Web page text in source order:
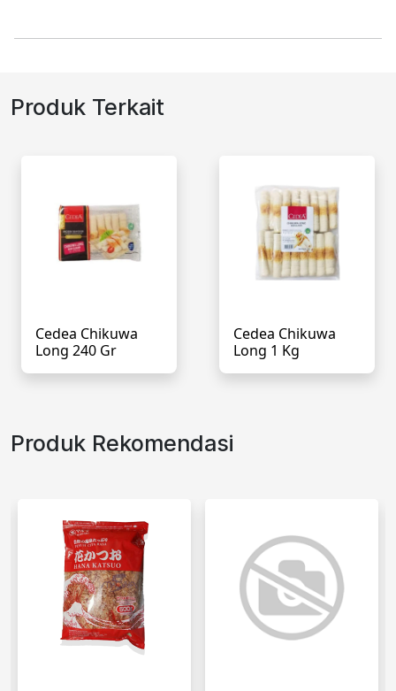
Produk Terkait
Cedea Chikuwa
Long 240 Gr
Cedea Chikuwa
Long 1 Kg
Produk Rekomendasi